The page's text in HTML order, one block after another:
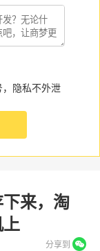
，隐私不外泄
来，淘
上
分享到